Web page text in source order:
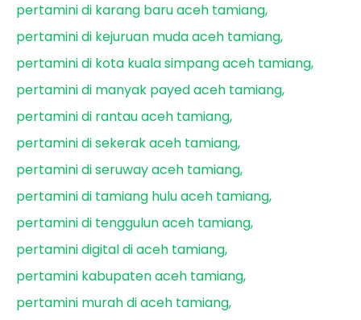
pertamini di karang baru aceh tamiang
pertamini di kejuruan muda aceh tamiang
pertamini di kota kuala simpang aceh tamiang
pertamini di manyak payed aceh tamiang
pertamini di rantau aceh tamiang
pertamini di sekerak aceh tamiang
pertamini di seruway aceh tamiang
pertamini di tamiang hulu aceh tamiang
pertamini di tenggulun aceh tamiang
pertamini digital di aceh tamiang
pertamini kabupaten aceh tamiang
pertamini murah di aceh tamiang